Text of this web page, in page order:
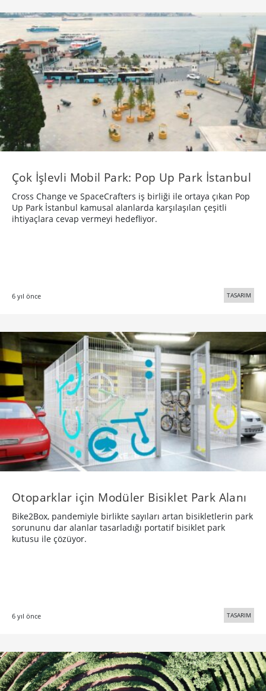
Çok İşlevli Mobil Park: Pop Up Park İstanbul
Cross Change ve SpaceCrafters iş birliği ile ortaya çıkan Pop
Up Park İstanbul kamusal alanlarda karşılaşılan çeşitli
ihtiyaçlara cevap vermeyi hedefliyor.
6 yıl önce TASARIM
Otoparklar için Modüler Bisiklet Park Alanı
Bike2Box, pandemiyle birlikte sayıları artan bisikletlerin park
sorununu dar alanlar tasarladığı portatif bisiklet park
kutusu ile çözüyor.
6 yıl önce TASARIM